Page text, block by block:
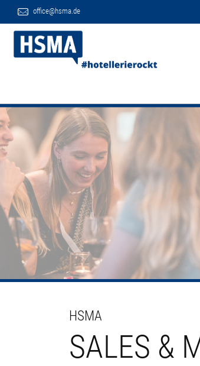
office@hsma.de
HSMA
SALES &